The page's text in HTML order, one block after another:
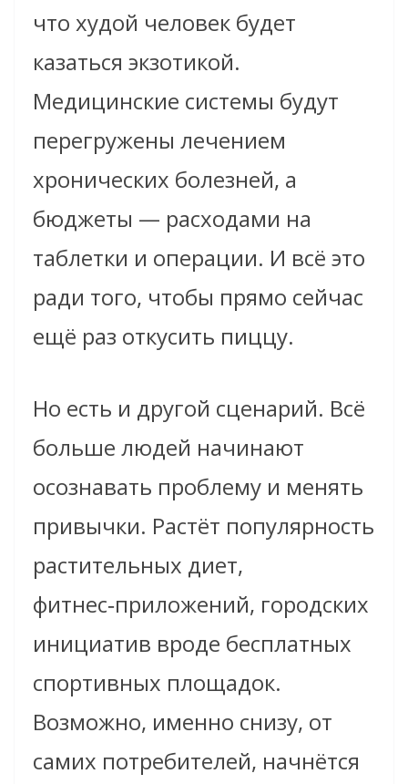
что худой человек будет
казаться экзотикой.
Медицинские системы будут
перегружены лечением
хронических болезней, а
бюджеты — расходами на
таблетки и операции. И всё это
ради того, чтобы прямо сейчас
ещё раз откусить пиццу.
Но есть и другой сценарий. Всё
больше людей начинают
осознавать проблему и менять
привычки. Растёт популярность
растительных диет,
фитнес‑приложений, городских
инициатив вроде бесплатных
спортивных площадок.
Возможно, именно снизу, от
самих потребителей, начнётся